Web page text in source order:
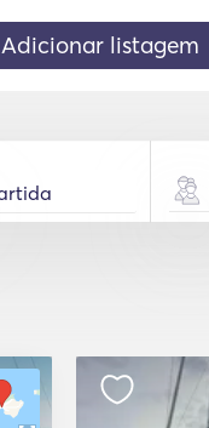
Adicionar listagem